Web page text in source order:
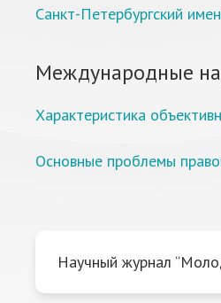
Санкт-Петербургский
Международные
Характеристика
Основные проблемы
Научный журнал